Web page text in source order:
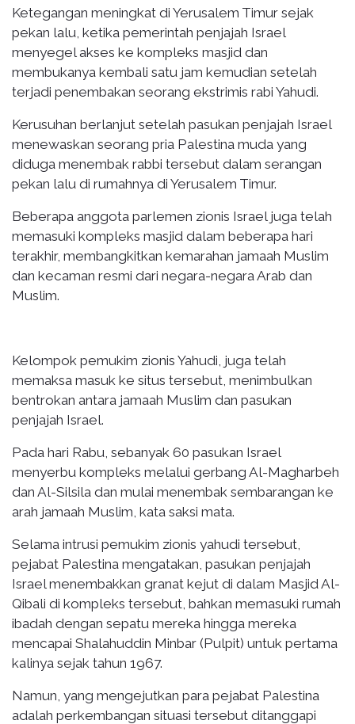
Ketegangan meningkat di Yerusalem Timur sejak
pekan lalu, ketika pemerintah penjajah Israel
menyegel akses ke kompleks masjid dan
membukanya kembali satu jam kemudian setelah
terjadi penembakan seorang ekstrimis rabi Yahudi.
Kerusuhan berlanjut setelah pasukan penjajah Israel
menewaskan seorang pria Palestina muda yang
diduga menembak rabbi tersebut dalam serangan
pekan lalu di rumahnya di Yerusalem Timur.
Beberapa anggota parlemen zionis Israel juga telah
memasuki kompleks masjid dalam beberapa hari
terakhir, membangkitkan kemarahan jamaah Muslim
dan kecaman resmi dari negara-negara Arab dan
Muslim.
Kelompok pemukim zionis Yahudi, juga telah
memaksa masuk ke situs tersebut, menimbulkan
bentrokan antara jamaah Muslim dan pasukan
penjajah Israel.
Pada hari Rabu, sebanyak 60 pasukan Israel
menyerbu kompleks melalui gerbang Al-Magharbeh
dan Al-Silsila dan mulai menembak sembarangan ke
arah jamaah Muslim, kata saksi mata.
Selama intrusi pemukim zionis yahudi tersebut,
pejabat Palestina mengatakan, pasukan penjajah
Israel menembakkan granat kejut di dalam Masjid Al-
Qibali di kompleks tersebut, bahkan memasuki rumah
ibadah dengan sepatu mereka hingga mereka
mencapai Shalahuddin Minbar (Pulpit) untuk pertama
kalinya sejak tahun 1967.
Namun, yang mengejutkan para pejabat Palestina
adalah perkembangan situasi tersebut ditanggapi